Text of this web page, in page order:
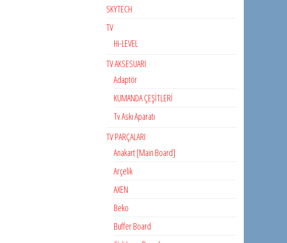
SKYTECH
TV
Hi-LEVEL
TV AKSESUARI
Adaptör
KUMANDA ÇEŞİTLERİ
Tv Askı Aparatı
TV PARÇALARI
Anakart [Main Board]
Arçelik
AXEN
Beko
Buffer Board